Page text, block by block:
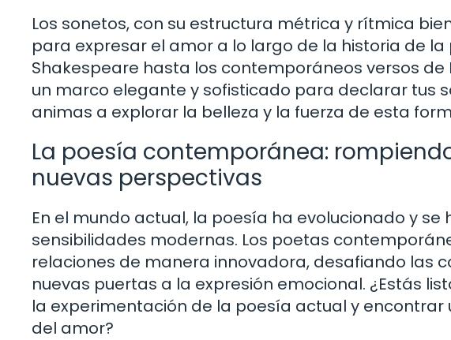
Los sonetos, con su estructura métrica y rítmica
para expresar el amor a lo largo de la historia de
Shakespeare hasta los contemporáneos versos
un marco elegante y sofisticado para declarar tus
animas a explorar la belleza y la fuerza de esta
La poesía contemporánea:
nuevas perspectivas
En el mundo actual, la poesía ha evolucionado y
sensibilidades modernas. Los poetas
relaciones de manera innovadora, desafiando las
nuevas puertas a la expresión emocional. ¿Estás
la experimentación de la poesía actual y encontrar
del amor?